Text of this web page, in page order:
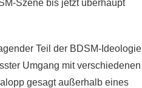
Szene bis jetzt überhaupt
Teil der BDSM-Ideologie
Umgang mit verschiedenen
gesagt außerhalb eines